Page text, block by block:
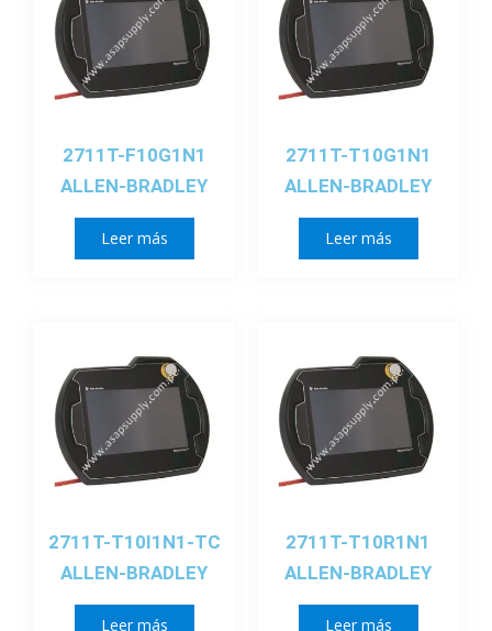
2711T-F10G1N1
ALLEN-BRADLEY
Leer más
2711T-T10G1N1
ALLEN-BRADLEY
Leer más
2711T-T10I1N1-TC
ALLEN-BRADLEY
Leer más
2711T-T10R1N1
ALLEN-BRADLEY
Leer más